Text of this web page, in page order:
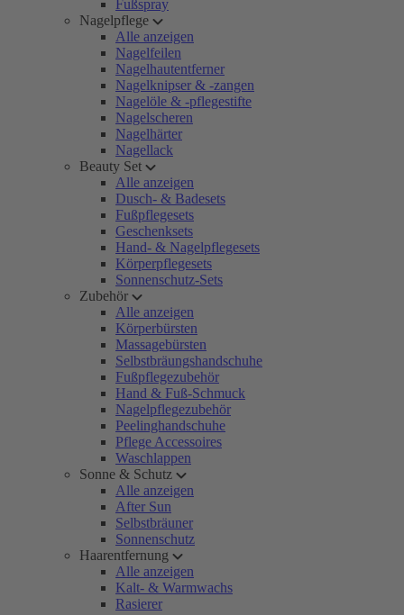
Fußspray
Nagelpflege
Alle anzeigen
Nagelfeilen
Nagelhautentferner
Nagelknipser & -zangen
Nagelöle & -pflegestifte
Nagelscheren
Nagelhärter
Nagellack
Beauty Set
Alle anzeigen
Dusch- & Badesets
Fußpflegesets
Geschenksets
Hand- & Nagelpflegesets
Körperpflegesets
Sonnenschutz-Sets
Zubehör
Alle anzeigen
Körperbürsten
Massagebürsten
Selbstbräungshandschuhe
Fußpflegezubehör
Hand & Fuß-Schmuck
Nagelpflegezubehör
Peelinghandschuhe
Pflege Accessoires
Waschlappen
Sonne & Schutz
Alle anzeigen
After Sun
Selbstbräuner
Sonnenschutz
Haarentfernung
Alle anzeigen
Kalt- & Warmwachs
Rasierer